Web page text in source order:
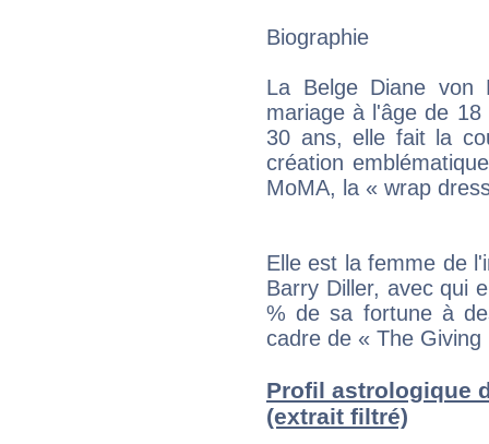
Biographie
La Belge Diane von
mariage à l'âge de
30 ans, elle fait la
création
MoMA, la « wrap
Elle est la femme de
Barry Diller, avec qui
% de sa fortune à
cadre de « The Giving
Profil astrologique
(extrait filtré)